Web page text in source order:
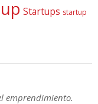
Startups startup
emprendimiento.